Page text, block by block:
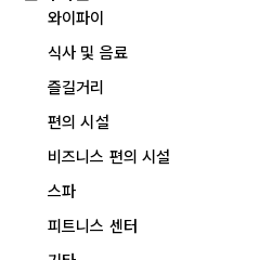
와이파이
식사 및 음료
즐길거리
편의 시설
비즈니스 편의 시설
스파
피트니스 센터